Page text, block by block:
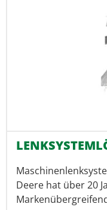
Deere hat über 20